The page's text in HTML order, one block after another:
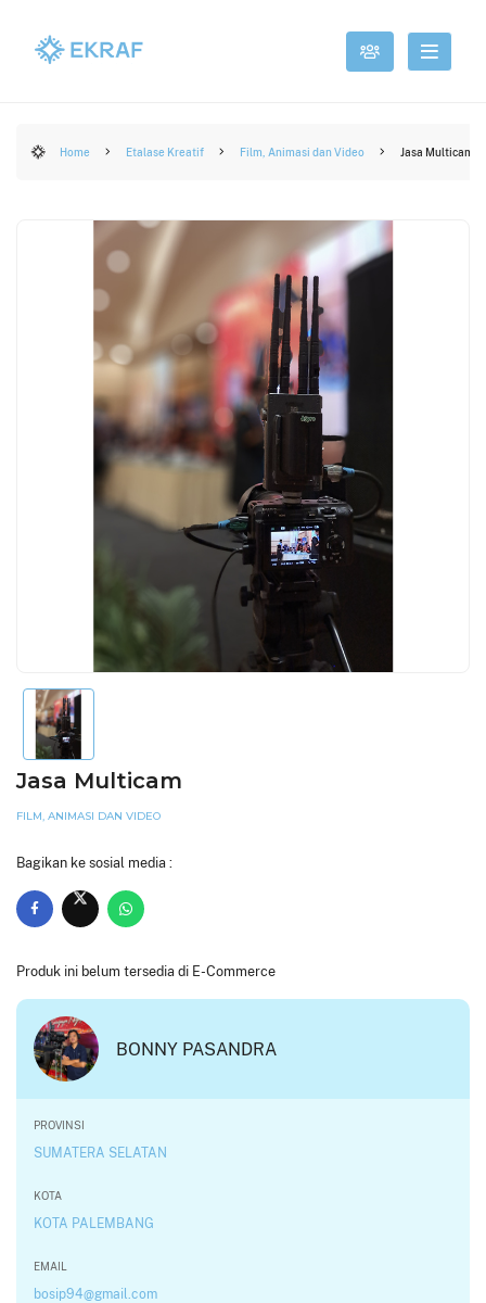
Home Etalase Kreatif Film, Animasi dan Video Jasa Multicam
Jasa Multicam
FILM, ANIMASI DAN VIDEO
Bagikan ke sosial media :
Produk ini belum tersedia di E-Commerce
BONNY PASANDRA
PROVINSI
SUMATERA SELATAN
KOTA
KOTA PALEMBANG
EMAIL
bosip94@gmail.com